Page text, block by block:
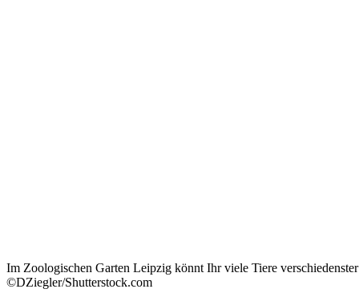
Im Zoologischen Garten Leipzig könnt Ihr viele Tiere
©DZiegler/Shutterstock.com